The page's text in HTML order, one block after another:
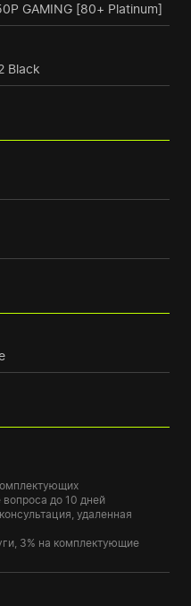
GAMING [80+ Platinum]
Black
до 10 дней
удаленная
3% на комплектующие